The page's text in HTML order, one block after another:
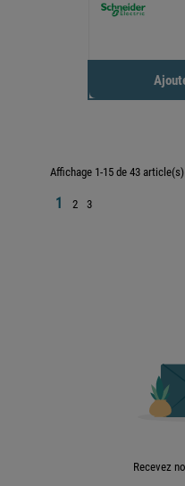
Affichage 1-15 de 43 article(s)
1 2 3
Recevez